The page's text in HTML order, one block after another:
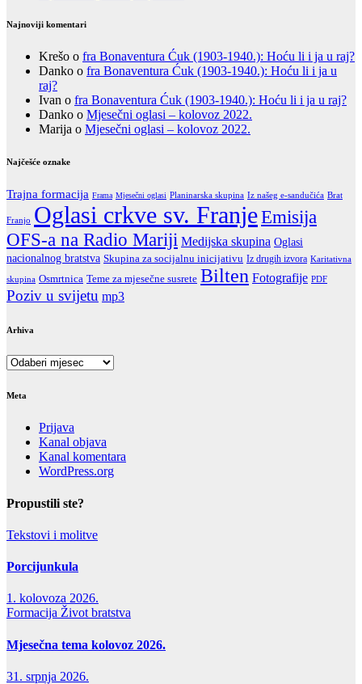
Najnoviji komentari
Krešo o fra Bonaventura Ćuk (1903-1940.): Hoću li i ja u raj?
Danko o fra Bonaventura Ćuk (1903-1940.): Hoću li i ja u
raj?
Ivan o fra Bonaventura Ćuk (1903-1940.): Hoću li i ja u raj?
Danko o Mjesečni oglasi – kolovoz 2022.
Marija o Mjesečni oglasi – kolovoz 2022.
Najčešće oznake
Trajna formacija Frama Mjesečni oglasi Planinarska skupina Iz našeg e-sandučića Brat
Franjo Oglasi crkve sv. FranjeEmisija
OFS-a na Radio Mariji Medijska skupina Oglasi
nacionalnog bratstva Skupina za socijalnu inicijativu Iz drugih izvora Karitativna
skupina Osmrtnica Teme za mjesečne susrete Bilten Fotografije PDF
Poziv u svijetu mp3
Arhiva
Arhiva
Meta
Prijava
Kanal objava
Kanal komentara
WordPress.org
Propustili ste?
Tekstovi i molitve
Porcijunkula
1. kolovoza 2026.
Formacija Život bratstva
Mjesečna tema kolovoz 2026.
31. srpnja 2026.